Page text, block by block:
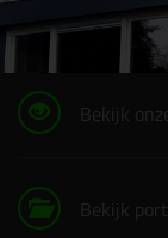
Bekijk
Bekijk